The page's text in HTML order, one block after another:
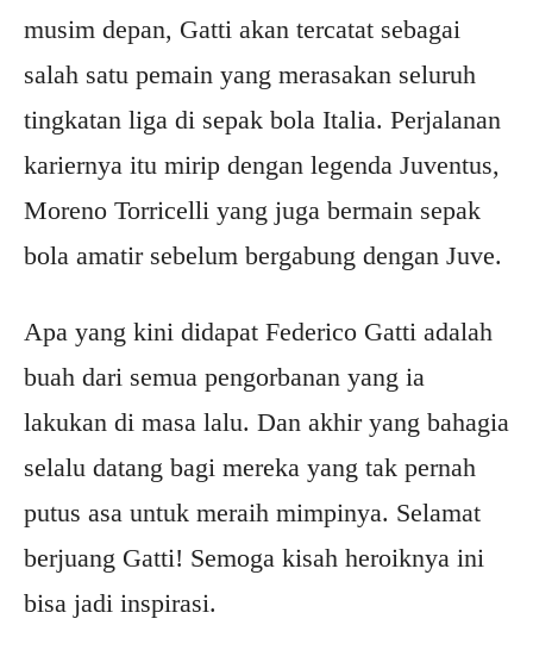
musim depan, Gatti akan tercatat sebagai
salah satu pemain yang merasakan seluruh
tingkatan liga di sepak bola Italia. Perjalanan
kariernya itu mirip dengan legenda Juventus,
Moreno Torricelli yang juga bermain sepak
bola amatir sebelum bergabung dengan Juve.
Apa yang kini didapat Federico Gatti adalah
buah dari semua pengorbanan yang ia
lakukan di masa lalu. Dan akhir yang bahagia
selalu datang bagi mereka yang tak pernah
putus asa untuk meraih mimpinya. Selamat
berjuang Gatti! Semoga kisah heroiknya ini
bisa jadi inspirasi.